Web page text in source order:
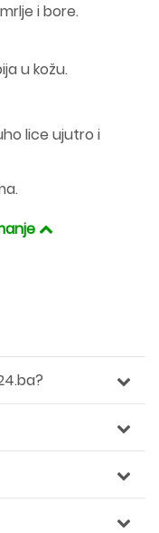
i bore.
u kožu.
lice ujutro i